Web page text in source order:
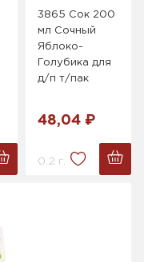
3865 Сок 200
мл Сочный
Яблоко-
Голубика для
д/п т/пак
48,04 ₽
0.2 г.